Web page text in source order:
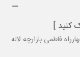
کنید ]
فاطمی بازارچه لاله